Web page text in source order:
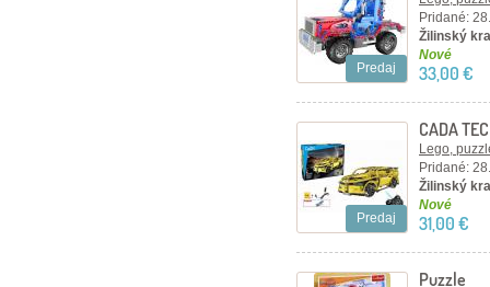
Predaj
Pridané:
Žilinský
Nové
33,00 €
Predaj
CADA
kusov, žltý
Lego,
Pridané:
Žilinský
Nové
31,00 €
Puzzle